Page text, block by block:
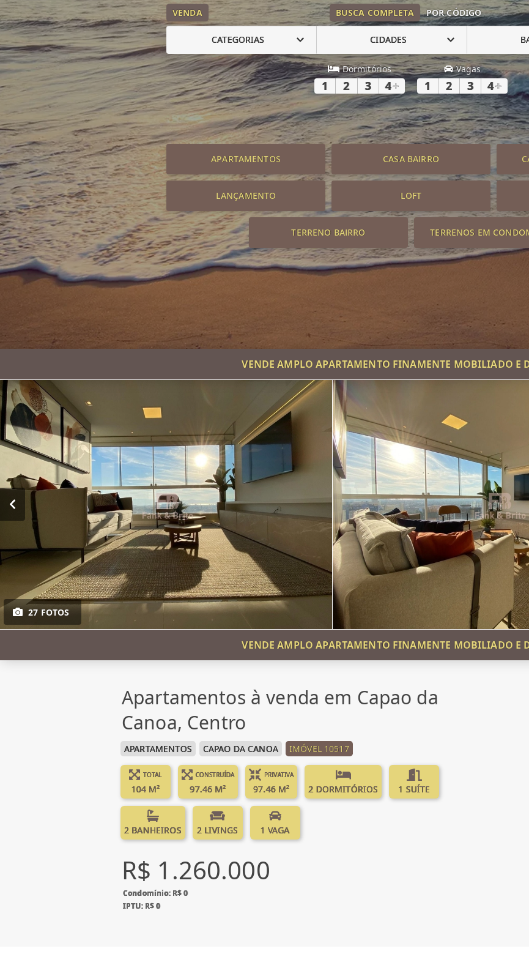
VENDA BUSCA COMPLETA POR CÓDIGO
CATEGORIAS CIDADES
Dormitórios
1 2 3 4+
Vagas
1 2 3 4+
APARTAMENTOS CASA BAIRRO
LANÇAMENTO LOFT
TERRENO BAIRRO TERRENOS EM
VENDE AMPLO APARTAMENTO FINAMENTE MOBILIADO E
27 FOTOS
VENDE AMPLO APARTAMENTO FINAMENTE MOBILIADO E
Apartamentos à venda em Capao da
Canoa, Centro
APARTAMENTOS CAPAO DA CANOA IMÓVEL 10517
TOTAL
104 M²
CONSTRUÍDA
97.46 M²
PRIVATIVA
97.46 M² 2 DORMITÓRIOS 1 SUÍTE
2 BANHEIROS 2 LIVINGS 1 VAGA
R$ 1.260.000
Condomínio: R$ 0
IPTU: R$ 0